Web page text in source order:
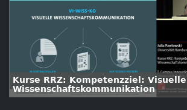
Kurse RRZ: Kompetenzziel: Visuelle
Wissenschaftskommunikation